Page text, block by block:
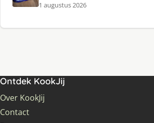
1 augustus 2026
Ontdek KookJij
Over KookJij
Contact